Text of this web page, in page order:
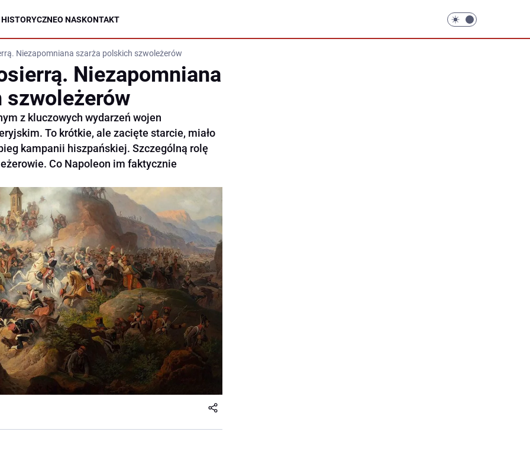
O NASKONTAKT
Niezapomniana szarża polskich szwoleżerów
Niezapomniana
z kluczowych wydarzeń wojen
To krótkie, ale zacięte starcie, miało
kampanii hiszpańskiej. Szczególną rolę
Co Napoleon im faktycznie